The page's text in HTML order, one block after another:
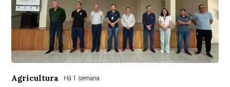
Agricultura Há 1 semana